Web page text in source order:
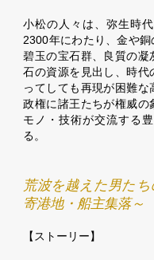
小松の人々は、弥生時
2300年にわたり、金や銅
碧玉の宝石群、良質の
石の資源を見出し、時代
ってしても再現が困難な
政権に諸王たちが権威の
モノ・技術が交流する
る。
荒波を越えた男た
寄港地・船主集落～
【ストーリー】